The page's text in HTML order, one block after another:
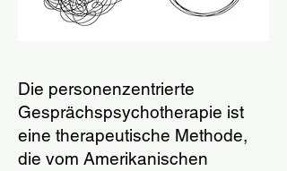
Die personenzentrierte
Gesprächspsychotherapie ist
eine therapeutische Methode,
die vom Amerikanischen